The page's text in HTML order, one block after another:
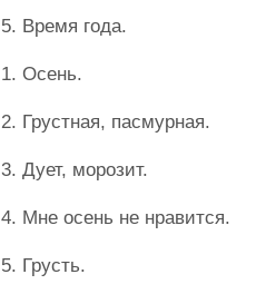
5. Время года.
1. Осень.
2. Грустная, пасмурная.
3. Дует, морозит.
4. Мне осень не нравится.
5. Грусть.